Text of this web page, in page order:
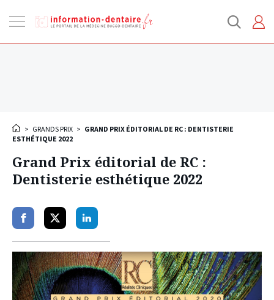
la
> GRANDS PRIX > GRAND PRIX ÉDITORIAL DE RC : DENTISTERIE
ESTHÉTIQUE 2022
Grand Prix éditorial de RC :
Dentisterie esthétique 2022
PartagerPartagerPartager